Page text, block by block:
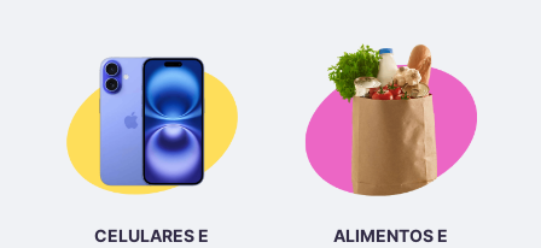
CELULARES E
ALIMENTOS E